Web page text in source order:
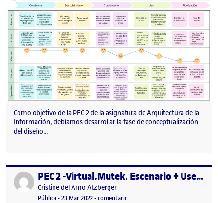
Como objetivo de la PEC 2 de la asignatura de Arquitectura de la
Información, debíamos desarrollar la fase de conceptualización
del diseño…
Publicado por PEC 2 -Virtual.Mutek. Escenario + User journey map
Publicado por
Cristine del Amo Atzberger
Visibilidad:
Pública-Fecha de publicación
23 Mar 20226 abril, 2022 1:32 pm
-comentario